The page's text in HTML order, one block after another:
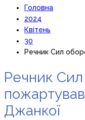
Головна
2024
Квітень
30
Речник Сил
Речник
Джанкої